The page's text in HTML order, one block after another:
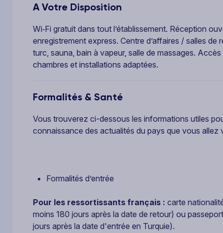
A Votre Disposition
Wi‑Fi gratuit dans tout l’établissement. Réception
enregistrement express. Centre d’affaires / salles de
turc, sauna, bain à vapeur, salle de massages.
chambres et installations adaptées.
Formalités & Santé
Vous trouverez ci-dessous les informations utiles
connaissance des actualités du pays que vous allez
Formalités d’entrée
Pour les ressortissants français : carte
moins 180 jours après la date de retour) ou
jours après la date d'entrée en Turquie).